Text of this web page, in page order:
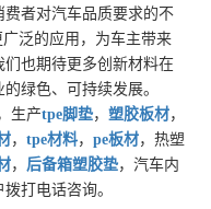
者对汽车品质要求的不
泛的应用，为车主带来
也期待更多创新材料在
绿色、可持续发展。
生产tpe脚垫，塑胶板材，
，tpe材料，pe板材，热塑
， 后备箱塑胶垫，汽车内
打电话咨询。